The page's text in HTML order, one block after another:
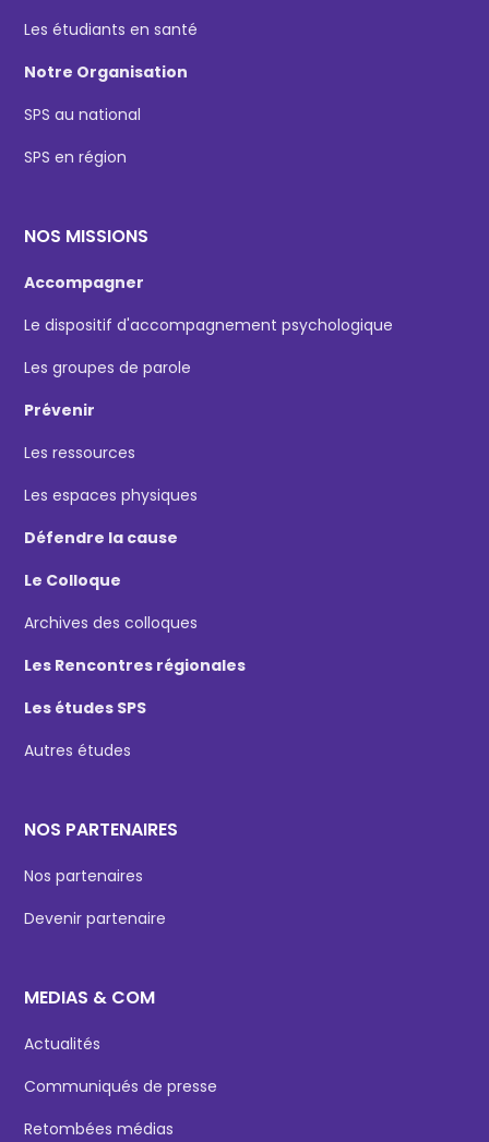
Les étudiants en santé
Notre Organisation
SPS au national
SPS en région
NOS MISSIONS
Accompagner
Le dispositif d'accompagnement psychologique
Les groupes de parole
Prévenir
Les ressources
Les espaces physiques
Défendre la cause
Le Colloque
Archives des colloques
Les Rencontres régionales
Les études SPS
Autres études
NOS PARTENAIRES
Nos partenaires
Devenir partenaire
MEDIAS & COM
Actualités
Communiqués de presse
Retombées médias